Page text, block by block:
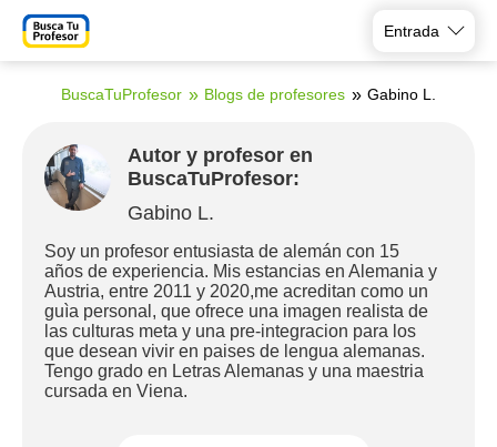
Entrada
BuscaTuProfesor Blogs de profesores Gabino L.
Autor y profesor en
BuscaTuProfesor:
Gabino L.
Soy un profesor entusiasta de alemán con 15
años de experiencia. Mis estancias en Alemania y
Austria, entre 2011 y 2020,me acreditan como un
guìa personal, que ofrece una imagen realista de
las culturas meta y una pre-integracion para los
que desean vivir en paises de lengua alemanas.
Tengo grado en Letras Alemanas y una maestria
cursada en Viena.